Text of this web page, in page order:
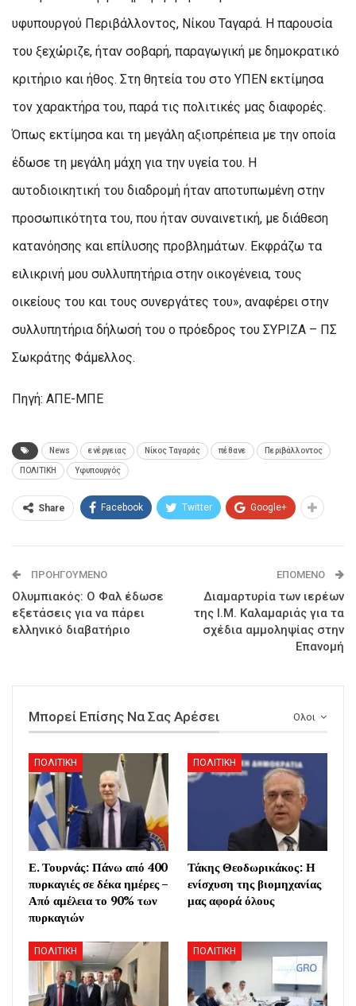
υφυπουργού Περιβάλλοντος, Νίκου Ταγαρά. Η παρουσία
του ξεχώριζε, ήταν σοβαρή, παραγωγική με δημοκρατικό
κριτήριο και ήθος. Στη θητεία του στο ΥΠΕΝ εκτίμησα
τον χαρακτήρα του, παρά τις πολιτικές μας διαφορές.
Όπως εκτίμησα και τη μεγάλη αξιοπρέπεια με την οποία
έδωσε τη μεγάλη μάχη για την υγεία του. Η
αυτοδιοικητική του διαδρομή ήταν αποτυπωμένη στην
προσωπικότητα του, που ήταν συναινετική, με διάθεση
κατανόησης και επίλυσης προβλημάτων. Εκφράζω τα
ειλικρινή μου συλλυπητήρια στην οικογένεια, τους
οικείους του και τους συνεργάτες του», αναφέρει στην
συλλυπητήρια δήλωσή του ο πρόεδρος του ΣΥΡΙΖΑ – ΠΣ
Σωκράτης Φάμελλος.
Πηγή: ΑΠΕ-ΜΠΕ
News ενέργειας Νίκος Ταγαράς πέθανε Περιβάλλοντος
ΠΟΛΙΤΙΚΗ Υφυπουργός
Share Facebook Twitter Google+
ΠΡΟΗΓΟΎΜΕΝΟ
Ολυμπιακός: Ο Φαλ έδωσε
εξετάσεις για να πάρει
ελληνικό διαβατήριο
ΕΠΌΜΕΝΟ
Διαμαρτυρία των ιερέων
της Ι.Μ. Καλαμαριάς για τα
σχέδια αμμοληψίας στην
Επανομή
Ολοι
Μπορεί Επίσης Να Σας Αρέσει
ΠΟΛΙΤΙΚΗ
Ε. Τουρνάς: Πάνω από 400
πυρκαγιές σε δέκα ημέρες –
Από αμέλεια το 90% των
πυρκαγιών
ΠΟΛΙΤΙΚΗ
Τάκης Θεοδωρικάκος: Η
ενίσχυση της βιομηχανίας
μας αφορά όλους
ΠΟΛΙΤΙΚΗ ΠΟΛΙΤΙΚΗ